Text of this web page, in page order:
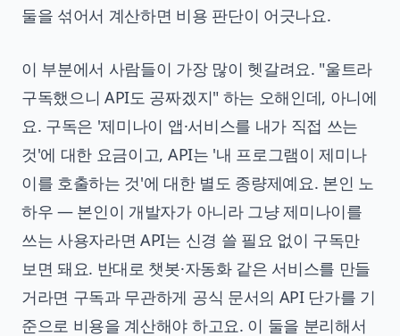
둘을 섞어서 계산하면 비용 판단이 어긋나요.
이 부분에서 사람들이 가장 많이 헷갈려요. "울트라
구독했으니 API도 공짜겠지" 하는 오해인데, 아니에
요. 구독은 '제미나이 앱·서비스를 내가 직접 쓰는
것'에 대한 요금이고, API는 '내 프로그램이 제미나
이를 호출하는 것'에 대한 별도 종량제예요. 본인 노
하우 — 본인이 개발자가 아니라 그냥 제미나이를
쓰는 사용자라면 API는 신경 쓸 필요 없이 구독만
보면 돼요. 반대로 챗봇·자동화 같은 서비스를 만들
거라면 구독과 무관하게 공식 문서의 API 단가를 기
준으로 비용을 계산해야 하고요. 이 둘을 분리해서